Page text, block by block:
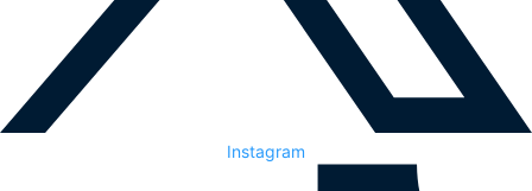
Instagram